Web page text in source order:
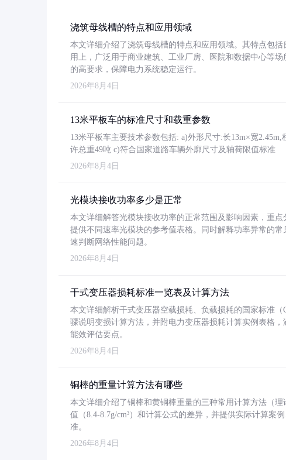
浇筑母线槽的特点和应用领域
本文详细介绍了浇筑母线槽的特点和应用领域。其特点包
用上，广泛用于商业建筑、工业厂房、医院和数据中心等
的高要求，保障电力系统稳定运行。
2026年8月4日
13米平板车的标准尺寸和载重参数
13米平板车主要技术参数包括: a)外形尺寸:长13m×宽
许总重49吨 c)符合国家道路车辆外廓尺寸及轴荷限值标准
2026年8月4日
光模块接收功率多少是正常
本文详细解答光模块接收功率的正常范围及影响因素，重
提供不同速率光模块的参考值表格。同时解释功率异常的
速判断网络性能问题。
2026年8月4日
干式变压器损耗标准一览表及计算方法
本文详细解析干式变压器空载损耗、负载损耗的国家标准
骤说明变损计算方法，并附电力变压器损耗计算实例表格
能效评估要点。
2026年8月4日
铜棒的重量计算方法有哪些
本文详细介绍了铜棒和黄铜棒重量的三种常用计算方法（
值（8.4-8.7g/cm³）和计算公式的差异，并提供实际计算案
准。
2026年8月4日